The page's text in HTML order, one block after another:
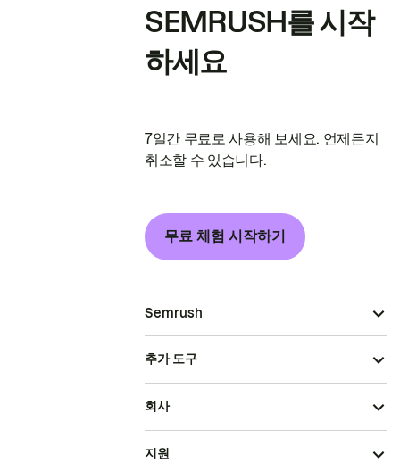
SEMRUSH를 시작
하세요
7일간 무료로 사용해 보세요. 언제든지
취소할 수 있습니다.
무료 체험 시작하기
Semrush
추가 도구
회사
지원